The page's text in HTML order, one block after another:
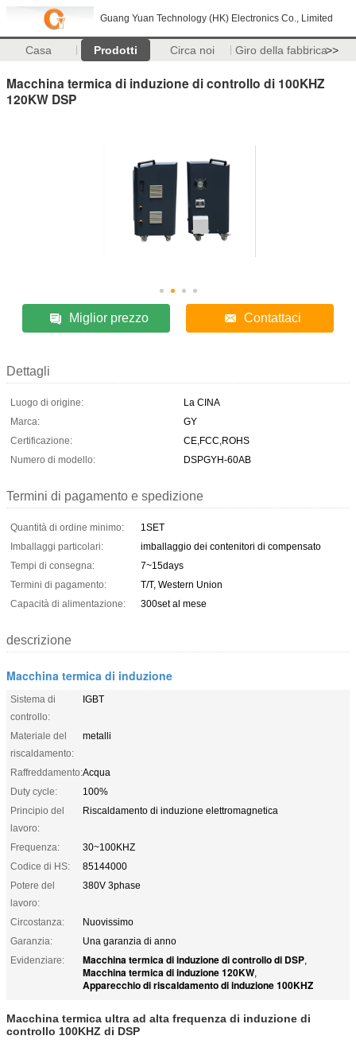
Guang Yuan Technology (HK) Electronics Co., Limited
Casa Prodotti Circa noi Giro della fabbrica>>
Macchina termica di induzione di controllo di 100KHZ
120KW DSP
Miglior prezzo Contattaci
Dettagli
Luogo di origine:
La CINA
Marca:
GY
Certificazione:
CE,FCC,ROHS
Numero di modello:
DSPGYH-60AB
Termini di pagamento e spedizione
Quantità di ordine minimo:
1SET
Imballaggi particolari:
imballaggio dei contenitori di compensato
Tempi di consegna:
7~15days
Termini di pagamento:
T/T, Western Union
Capacità di alimentazione:
300set al mese
descrizione
Macchina termica di induzione
Sistema di
controllo:
IGBT
Materiale del
riscaldamento:
metalli
Raffreddamento:Acqua
Duty cycle:
100%
Principio del
lavoro:
Riscaldamento di induzione elettromagnetica
Frequenza:
30~100KHZ
Codice di HS:
85144000
Potere del
lavoro:
380V 3phase
Circostanza:
Nuovissimo
Garanzia:
Una garanzia di anno
Evidenziare:
Macchina termica di induzione di controllo di DSP,
Macchina termica di induzione 120KW,
Apparecchio di riscaldamento di induzione 100KHZ
Macchina termica ultra ad alta frequenza di induzione di
controllo 100KHZ di DSP